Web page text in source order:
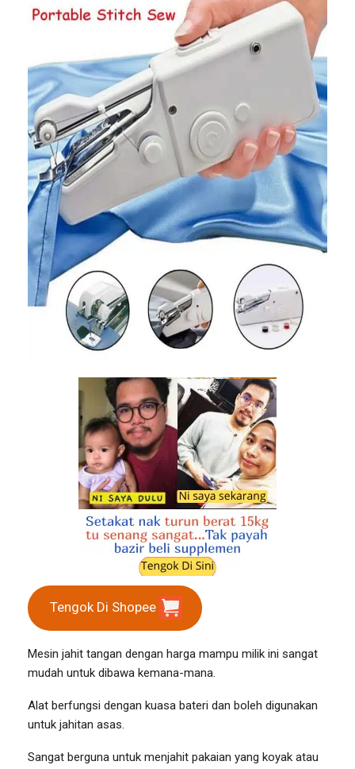
Tengok Di Shopee
Mesin jahit tangan dengan harga mampu milik ini sangat
mudah untuk dibawa kemana-mana.
Alat berfungsi dengan kuasa bateri dan boleh digunakan
untuk jahitan asas.
Sangat berguna untuk menjahit pakaian yang koyak atau